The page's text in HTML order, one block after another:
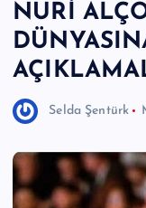
NURİ
Selda Şentürk